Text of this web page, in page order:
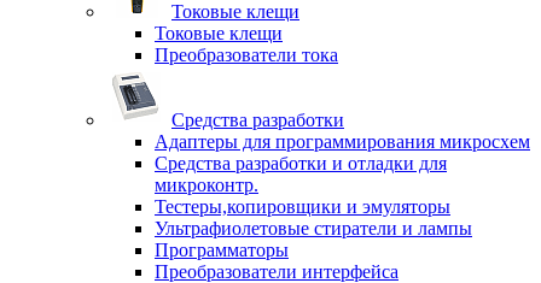
Токовые клещи
Токовые клещи
Преобразователи тока
Средства разработки
Адаптеры для программирования микросхем
Средства разработки и отладки для
микроконтр.
Тестеры,копировщики и эмуляторы
Ультрафиолетовые стиратели и лампы
Программаторы
Преобразователи интерфейса